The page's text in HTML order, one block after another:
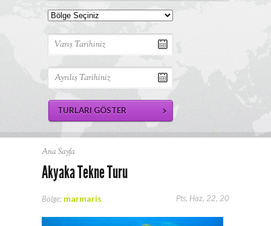
Ana Sayfa
Akyaka Tekne Turu
Pts, Haz, 22, 20
Bölge: marmaris